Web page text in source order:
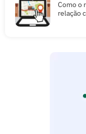
Como o
relação